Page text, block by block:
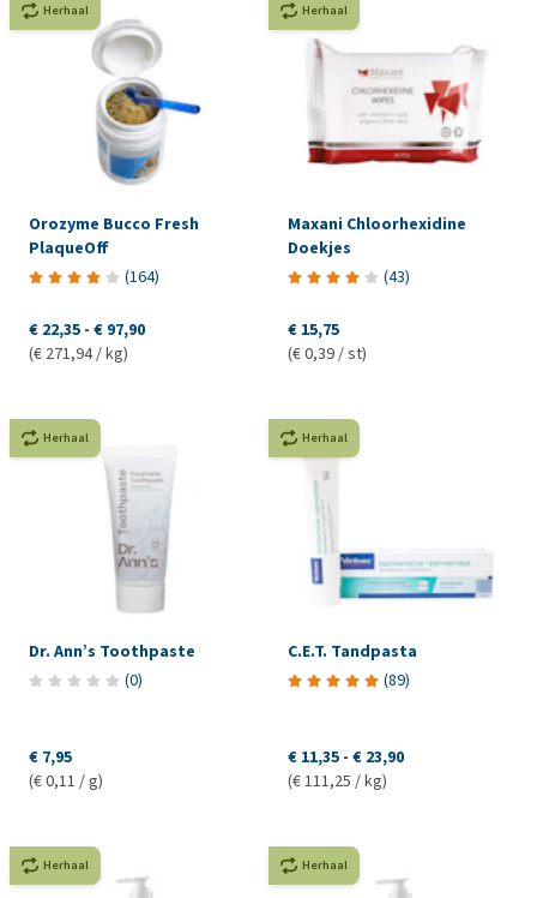
Herhaal
Orozyme Bucco Fresh
PlaqueOff
(164)
€ 22,35 - € 97,90
(€ 271,94 / kg)
Herhaal
Maxani Chloorhexidine
Doekjes
(43)
€ 15,75
(€ 0,39 / st)
Herhaal
Dr. Ann’s Toothpaste
(0)
€ 7,95
(€ 0,11 / g)
Herhaal
C.E.T. Tandpasta
(89)
€ 11,35 - € 23,90
(€ 111,25 / kg)
Herhaal Herhaal